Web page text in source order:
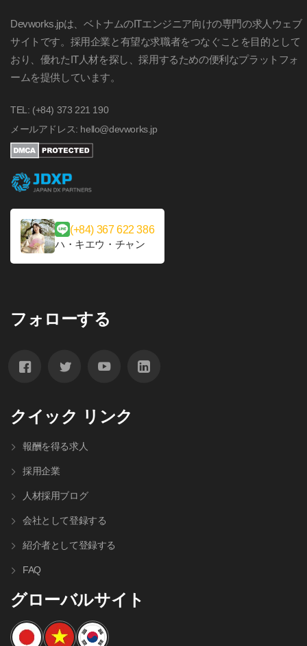
Devworks.jpは、ベトナムのITエンジニア向けの専門の求人ウェブ
サイトです。採用企業と有望な求職者をつなぐことを目的として
おり、優れたIT人材を探し、採用するための便利なプラットフォ
ームを提供しています。
TEL: (+84) 373 221 190
メールアドレス: hello@devworks.jp
(+84) 367 622 386
ハ・キエウ・チャン
フォローする
クイック リンク
報酬を得る求人
採用企業
人材採⽤ブログ
会社として登録する
紹介者として登録する
FAQ
グローバルサイト